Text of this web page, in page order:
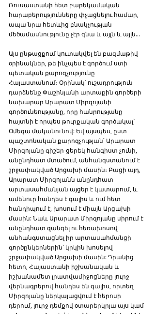
Ռուսաստանի հետ բարեկամական
հարաբերությունները փչացնելու համար,
ապա նրա հետևից բնակչության
մեծամասնությունը չէր գնա և այլն և այլն...
Այս ընթացքում կուտակվել են բազմաթիվ
օրինակներ, թե ինչպես է գործում ստի
պետական քարոզչությունը
Հայաստանում։ Օրինակ՝ ուշադրություն
դարձնենք Փաշինյանի արտաքին գործերի
նախարար Արարատ Միրզոյանի
գործունեությանը, որը հանրությանը
հայտնի է որպես թուրքական գործակալ՝
Օմեգա մականունով: Եվ այսպես, ըստ
պաշտոնական քարոզչության՝ Արարատ
Միրզոյանը գիշեր-ցերեկ հանգիստ չունի,
անընդհատ մտածում, անհանգստանում է
շրջափակված Արցախի մասին։ Բացի այդ,
Արարատ Միրզոյանն անընդհատ
արտասահմանյան այցեր է կատարում, և
ամենուր հանդես է գալիս և ում հետ
հանդիպում է, խոսում է միայն Արցախի
մասին: Նաև Արարատ Միրզոյանը սիրում է
անընդհատ զանգել ու հեռախոսով
անհանգստացնել իր արտասահմանցի
գործընկերներին՝ կրկին խոսելով
շրջափակված Արցախի մասին: Դրանից
հետո, Հայաստանի իշխանական և
իշխանամետ լրատվամիջոցները լուրջ
վերնագրերով հանդես են գալիս, որտեղ
Միրզոյանը ներկայացվում է հերոսի
դերում, լուրջ դեմքով օտարերկրյա այս կամ